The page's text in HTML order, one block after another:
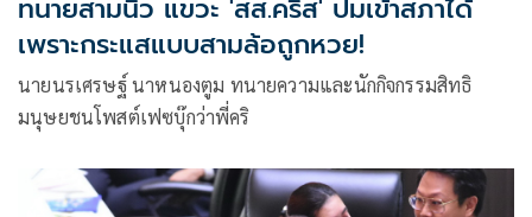
ทนายสามนิ้ว แขวะ 'สส.คริส' ปมเข้าสภาได้
เพราะกระแสแบบสามล้อถูกหวย!
นายนรเศรษฐ์ นาหนองตูม ทนายความและนักกิจกรรมสิทธิ
มนุษยชนโพสต์เฟซบุ๊กว่าพี่คริ